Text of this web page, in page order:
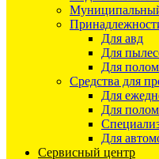
Для авд
Для
Для
Средства для
Для
Для
Для
Сервисный центр